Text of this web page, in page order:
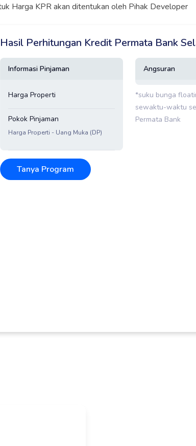
Harga KPR akan ditentukan oleh Pihak Developer
Hasil Perhitungan Kredit Permata Bank
Informasi Pinjaman
Harga Properti
Pokok Pinjaman
Harga Properti - Uang Muka (DP)
Tanya Program
Angsuran
*suku bunga
sewaktu-waktu
Permata Bank